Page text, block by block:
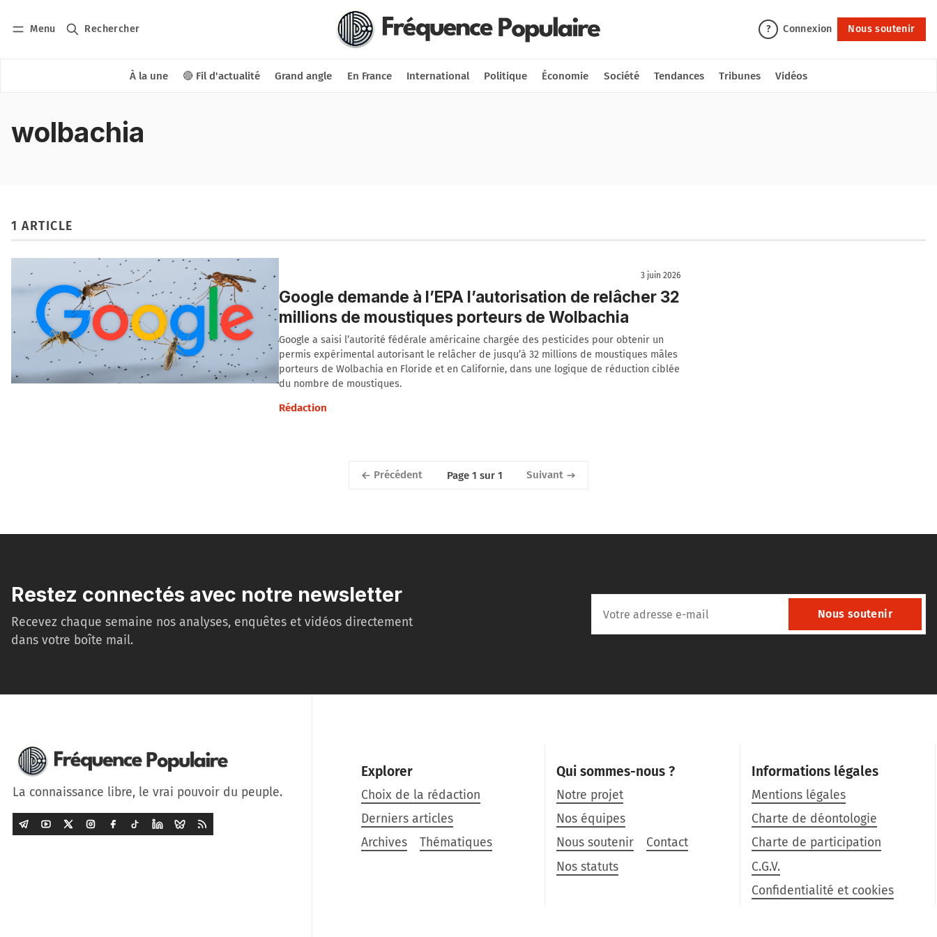
Menu Rechercher ? Connexion Nous soutenir
À la une 🔴 Fil d'actualité Grand angle En France International Politique Économie Société Tendances Tribunes Vidéos
Nous soutenir
wolbachia
1 ARTICLE
3 juin 2026
Google demande à l’EPA l’autorisation de relâcher 32
millions de moustiques porteurs de Wolbachia
Google a saisi l’autorité fédérale américaine chargée des pesticides pour obtenir un
permis expérimental autorisant le relâcher de jusqu’à 32 millions de moustiques mâles
porteurs de Wolbachia en Floride et en Californie, dans une logique de réduction ciblée
du nombre de moustiques.
Rédaction
Précédent Page 1 sur 1 Suivant
Restez connectés avec notre newsletter
Recevez chaque semaine nos analyses, enquêtes et vidéos directement
dans votre boîte mail.
Nous soutenir
La connaissance libre, le vrai pouvoir du peuple.
Explorer
Choix de la rédaction
Derniers articles
Archives
Thématiques
Qui sommes-nous ?
Notre projet
Nos équipes
Nous soutenir
Contact
Nos statuts
Informations légales
Mentions légales
Charte de déontologie
Charte de participation
C.G.V.
Confidentialité et cookies